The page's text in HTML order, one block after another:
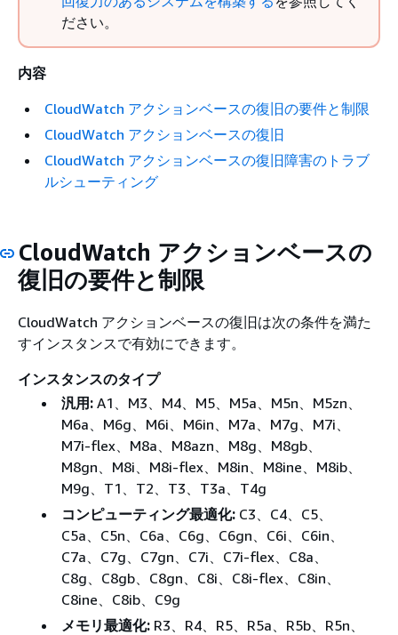
ださい。
内容
CloudWatch アクションベースの復旧の要件と制限
CloudWatch アクションベースの復旧
CloudWatch アクションベースの復旧障害のトラブ
ルシューティング
CloudWatch アクションベースの
復旧の要件と制限
CloudWatch アクションベースの復旧は次の条件を満た
すインスタンスで有効にできます。
インスタンスのタイプ
汎用:A1、M3、M4、M5、M5a、M5n、M5zn、
M6a、M6g、M6i、M6in、M7a、M7g、M7i、
M7i-flex、M8a、M8azn、M8g、M8gb、
M8gn、M8i、M8i-flex、M8in、M8ine、M8ib、
M9g、T1、T2、T3、T3a、T4g
コンピューティング最適化:C3、C4、C5、
C5a、C5n、C6a、C6g、C6gn、C6i、C6in、
C7a、C7g、C7gn、C7i、C7i-flex、C8a、
C8g、C8gb、C8gn、C8i、C8i-flex、C8in、
C8ine、C8ib、C9g
メモリ最適化:R3、R4、R5、R5a、R5b、R5n、